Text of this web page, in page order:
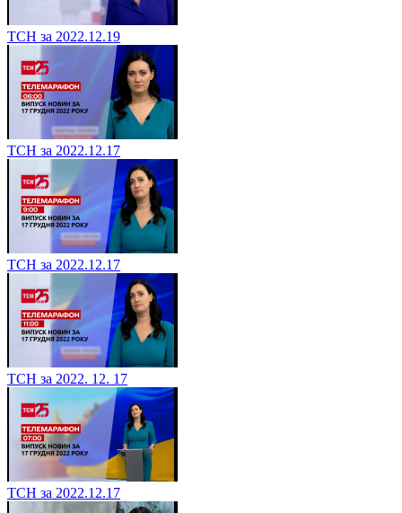
ТСН за 2022.12.19
ТСН за 2022.12.17
ТСН за 2022.12.17
ТСН за 2022. 12. 17
ТСН за 2022.12.17